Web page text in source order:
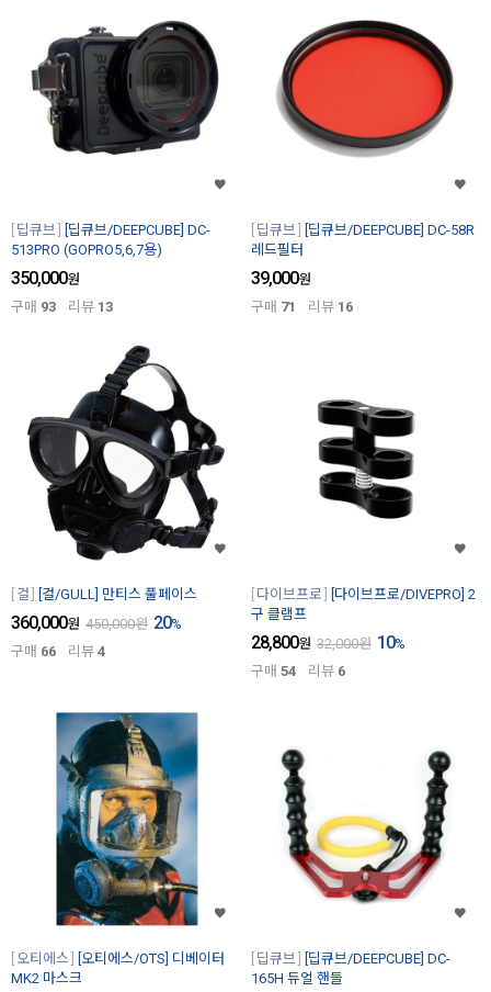
딥큐브
[딥큐브/DEEPCUBE] DC-
513PRO (GOPRO5,6,7용)
350,000원
구매 93 리뷰 13
딥큐브
[딥큐브/DEEPCUBE] DC-58R
레드필터
39,000원
구매 71 리뷰 16
걸 [걸/GULL] 만티스 풀페이스
360,000원 450,000원 20%
구매 66 리뷰 4
다이브프로
[다이브프로/DIVEPRO] 2
구 클램프
28,800원 32,000원 10%
구매 54 리뷰 6
오티에스
[오티에스/OTS] 디베이터
MK2 마스크
딥큐브
[딥큐브/DEEPCUBE] DC-
165H 듀얼 핸들